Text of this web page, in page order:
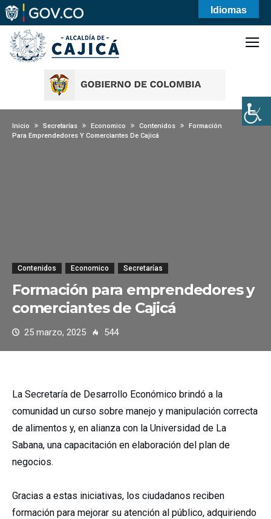
Inicio Secretarías Economico Contenidos
Formación
Para Emprendedores Y Comerciantes De Cajicá
Contenidos Economico Secretarías
Formación para emprendedores y
comerciantes de Cajicá
25 marzo, 2025 544
La Secretaría de Desarrollo Económico brindó a la
comunidad un curso sobre manejo y manipulación correcta
de alimentos y, en alianza con la Universidad de La
Sabana, una capacitación en elaboración del plan de
negocios.
Gracias a estas iniciativas, los ciudadanos reciben
formación para mejorar su atención al público, adquiriendo
Idiomas